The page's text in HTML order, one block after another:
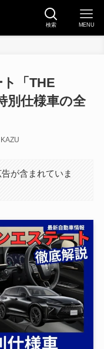
検索 MENU
「THE
別仕様車の全
KAZU
が含まれていま